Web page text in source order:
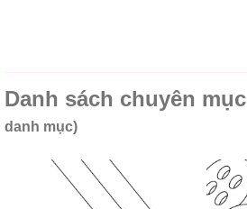
Danh sách chuyên mục
danh mục)